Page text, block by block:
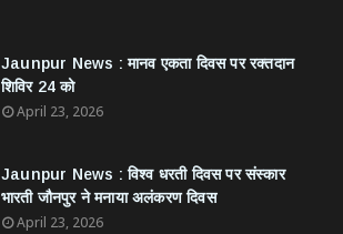
Jaunpur News : ​मानव एकता दिवस पर रक्तदान
शिविर 24 को
April 23, 2026
Jaunpur News : विश्व धरती दिवस पर संस्कार
भारती जौनपुर ने मनाया अलंकरण दिवस
April 23, 2026